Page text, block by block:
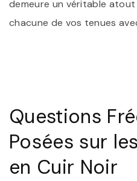
demeure un véritable
chacune de vos tenues
Questions
Posées sur
en Cuir Noir